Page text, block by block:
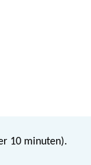
10 minuten).